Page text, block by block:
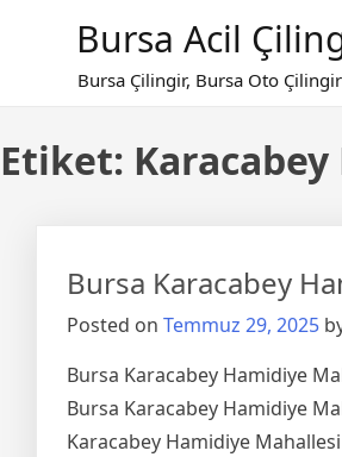
Bursa Acil
Bursa Çilingir, Bursa Oto Çilingir
Etiket:
Bursa Karacabey
Posted on Temmuz 29, 2025
Bursa Karacabey Hamidiye
Bursa Karacabey Hamidiye
Karacabey Hamidiye